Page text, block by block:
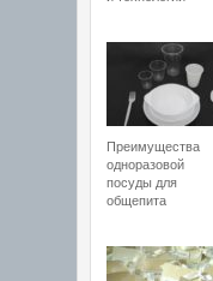
Преимущества
одноразовой
посуды для
общепита